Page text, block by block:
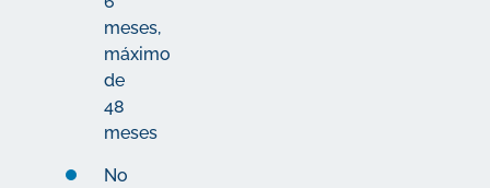
meses,
máximo
de
48
meses
No